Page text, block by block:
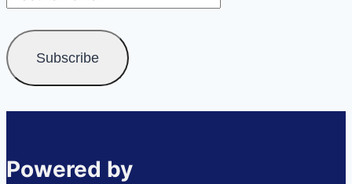
Powered by